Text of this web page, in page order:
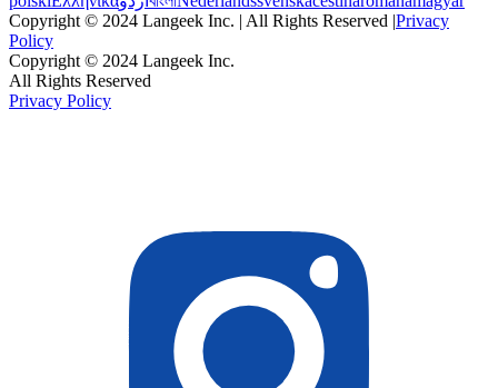
Copyright © 2024 Langeek Inc. | All Rights Reserved |Privacy
Policy
Copyright © 2024 Langeek Inc.
All Rights Reserved
Privacy Policy